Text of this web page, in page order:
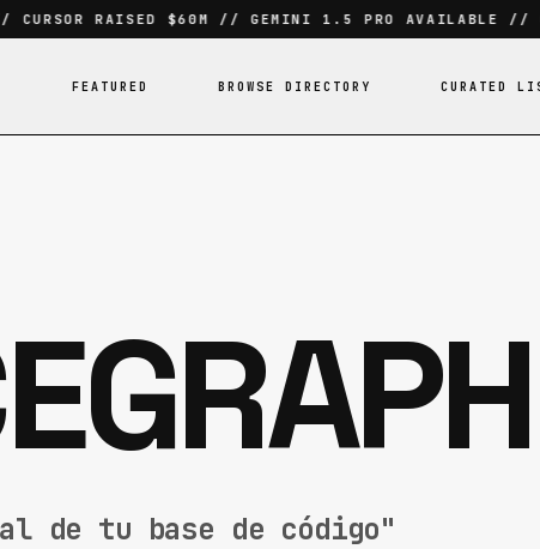
RAISED $60M // GEMINI 1.5 PRO AVAILABLE //
FEATURED BROWSE DIRECTORY CURATED
de tu base de código"